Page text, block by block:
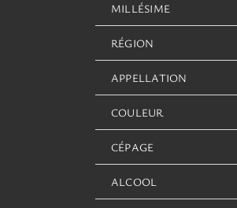
MILLÉSIME
RÉGION
APPELLATION
COULEUR
CÉPAGE
ALCOOL